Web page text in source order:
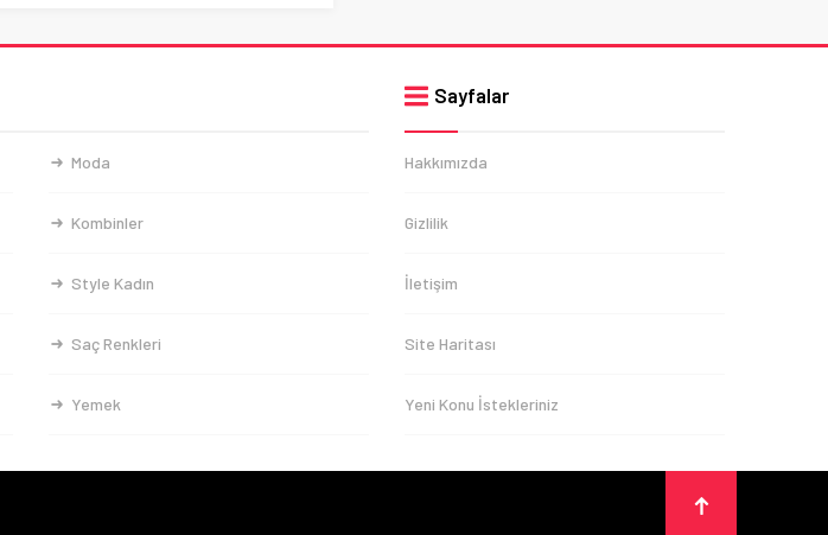
Moda
Kombinler
Style Kadın
Saç Renkleri
Yemek
Sayfalar
Hakkımızda
Gizlilik
İletişim
Site Haritası
Yeni Konu İstekleriniz